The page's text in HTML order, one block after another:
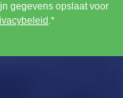
gegevens opslaat voor
.*